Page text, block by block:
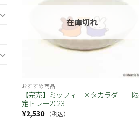
在庫切れ
おすすめ商品
【完売】ミッフィー×タカラダ 限
定トレー2023
¥2,530 （税込）